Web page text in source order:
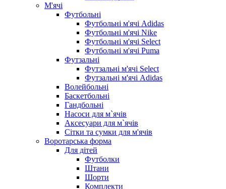
М'ячі
Футбольні
Футбольні м'ячі Adidas
Футбольні м'ячі Nike
Футбольні м'ячі Select
Футбольні м'ячі Puma
Футзальні
Футзальні м'ячі Select
Футзальні м'ячі Adidas
Волейбольні
Баскетбольні
Гандбольні
Насоси для м`ячів
Аксесуари для м`ячів
Сітки та сумки для м'ячів
Воротарська форма
Для дітей
Футболки
Штани
Шорти
Комплекти